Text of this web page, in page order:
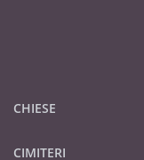
CHIESE
CIMITERI